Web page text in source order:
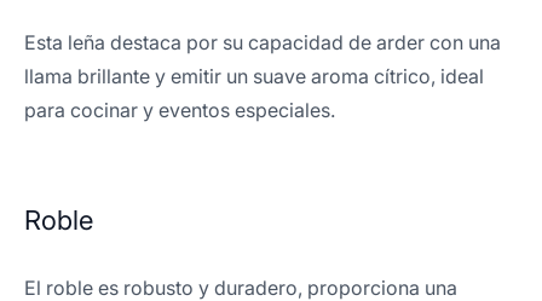
Esta leña destaca por su capacidad de arder con una
llama brillante y emitir un suave aroma cítrico, ideal
para cocinar y eventos especiales.
Roble
El roble es robusto y duradero, proporciona una